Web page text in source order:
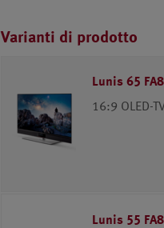
Varianti di prodotto
Lunis 65
16:9 OLED-
Lunis 55